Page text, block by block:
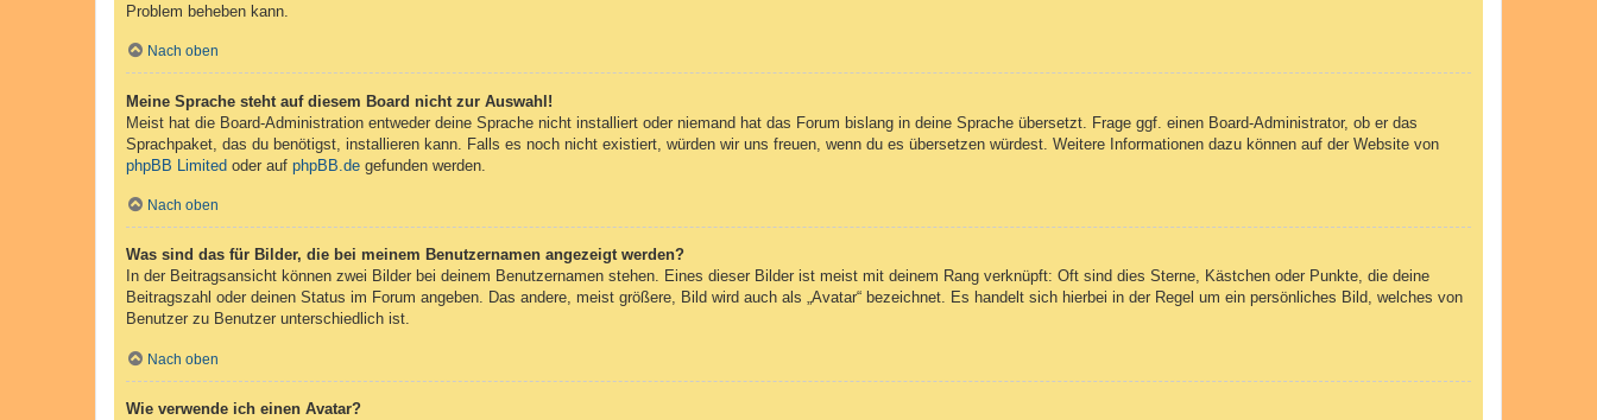
Problem beheben kann.
Nach oben
Meine Sprache steht auf diesem Board nicht zur Auswahl!
Meist hat die Board-Administration entweder deine Sprache nicht installiert oder niemand hat das Forum bislang in deine Sprache übersetzt. Frage ggf. einen Board-Administrator, ob er das
Sprachpaket, das du benötigst, installieren kann. Falls es noch nicht existiert, würden wir uns freuen, wenn du es übersetzen würdest. Weitere Informationen dazu können auf der Website von
phpBB Limited oder auf phpBB.de gefunden werden.
Nach oben
Was sind das für Bilder, die bei meinem Benutzernamen angezeigt werden?
In der Beitragsansicht können zwei Bilder bei deinem Benutzernamen stehen. Eines dieser Bilder ist meist mit deinem Rang verknüpft: Oft sind dies Sterne, Kästchen oder Punkte, die deine
Beitragszahl oder deinen Status im Forum angeben. Das andere, meist größere, Bild wird auch als „Avatar“ bezeichnet. Es handelt sich hierbei in der Regel um ein persönliches Bild, welches von
Benutzer zu Benutzer unterschiedlich ist.
Nach oben
Wie verwende ich einen Avatar?